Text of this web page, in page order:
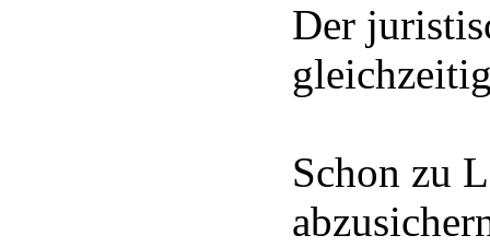
Der
Schon zu